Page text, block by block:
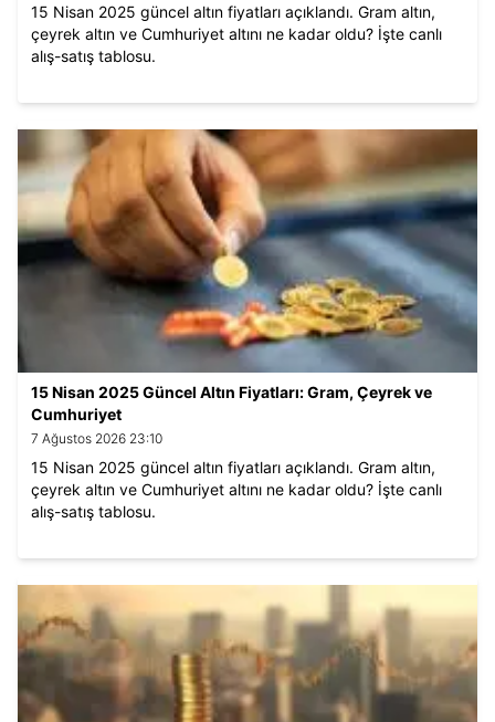
15 Nisan 2025 güncel altın fiyatları açıklandı. Gram altın,
çeyrek altın ve Cumhuriyet altını ne kadar oldu? İşte canlı
alış-satış tablosu.
15 Nisan 2025 Güncel Altın Fiyatları: Gram, Çeyrek ve
Cumhuriyet
7 Ağustos 2026 23:10
15 Nisan 2025 güncel altın fiyatları açıklandı. Gram altın,
çeyrek altın ve Cumhuriyet altını ne kadar oldu? İşte canlı
alış-satış tablosu.